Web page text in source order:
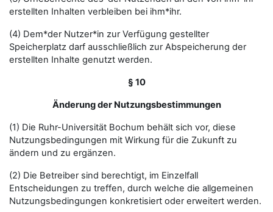
erstellten Inhalten verbleiben bei ihm*ihr.
(4) Dem*der Nutzer*in zur Verfügung gestellter
Speicherplatz darf ausschließlich zur Abspeicherung der
erstellten Inhalte genutzt werden.
§ 10
Änderung der Nutzungsbestimmungen
(1) Die Ruhr-Universität Bochum behält sich vor, diese
Nutzungsbedingungen mit Wirkung für die Zukunft zu
ändern und zu ergänzen.
(2) Die Betreiber sind berechtigt, im Einzelfall
Entscheidungen zu treffen, durch welche die allgemeinen
Nutzungsbedingungen konkretisiert oder erweitert werden.